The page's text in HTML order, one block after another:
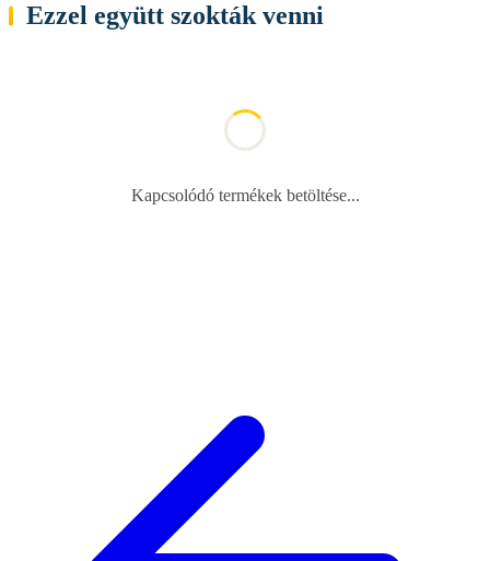
Ezzel együtt szokták venni
Kapcsolódó termékek betöltése...